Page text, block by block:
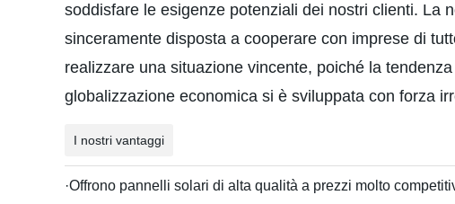
soddisfare le esigenze potenziali dei nostri clienti. La
sinceramente disposta a cooperare con imprese di
realizzare una situazione vincente, poiché la
globalizzazione economica si è sviluppata con forza
I nostri vantaggi
·Offrono pannelli solari di alta qualità a prezzi molto